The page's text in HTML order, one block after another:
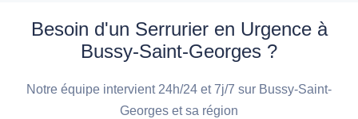
Besoin d'un Serrurier en Urgence à
Bussy-Saint-Georges ?
Notre équipe intervient 24h/24 et 7j/7 sur Bussy-Saint-
Georges et sa région